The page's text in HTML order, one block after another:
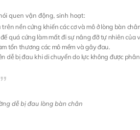
quen vận động, sinh hoạt:
nền cứng khiến các cơ và mô ở lòng bàn
quá cứng làm mất đi sự nâng đỡ tự nhiên của
tổn thương các mô mềm và gây đau.
dễ bị đau khi di chuyển do lực không được
dễ bị đau lòng bàn chân